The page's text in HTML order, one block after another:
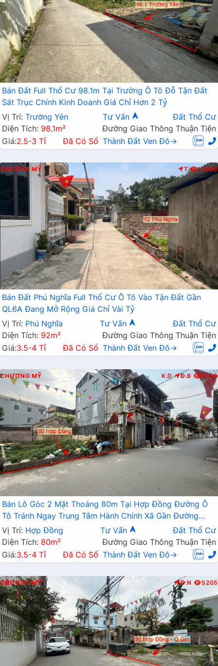
Bán Đất Full Thổ Cư 98.1m Tại Trường Ô Tô Đỗ Tận Đất
Sát Trục Chính Kinh Doanh Giá Chỉ Hơn 2 Tỷ
Vị Trí: Trường Yên Tư Vấn
Đất Thổ Cư
Diện Tích: 98.1m²
Đường Giao Thông Thuận Tiện
Giá:2.5-3 Tỉ Đã Có Sổ Thành Đất Ven Đô→
CHƯƠNG MỸ T 13096
Bán Đất Phú Nghĩa Full Thổ Cư Ô Tô Vào Tận Đất Gần
QL6A Đang Mở Rộng Giá Chỉ Vài Tỷ
Vị Trí: Phú Nghĩa Tư Vấn
Đất Thổ Cư
Diện Tích: 92m²
Đường Giao Thông Thuận Tiện
Giá:3.5-4 Tỉ Đã Có Sổ Thành Đất Ven Đô→
CHƯƠNG MỸ K.D Đ.B 5033
Bán Lô Góc 2 Mặt Thoáng 80m Tại Hợp Đồng Đường Ô
Tô Tránh Ngay Trung Tâm Hành Chính Xã Gần Đường
TL419
Vị Trí: Hợp Đồng Tư Vấn
Đất Thổ Cư
Diện Tích: 80m²
Đường Giao Thông Thuận Tiện
Giá:3.5-4 Tỉ Đã Có Sổ Thành Đất Ven Đô→
CHƯƠNG MỸ Đ.N 5205